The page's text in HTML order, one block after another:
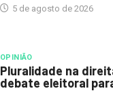
5 de agosto de 2026
OPINIÃO
Pluralidade na
debate eleitoral